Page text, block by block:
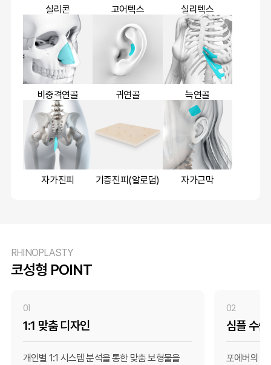
실리콘 고어텍스 실리텍스
비중격연골 귀연골 늑연골
자가진피 기증진피(알로덤) 자가근막
RHINOPLASTY
코성형 POINT
01
1:1 맞춤 디자인
개인별 1:1 시스템 분석을 통한 맞춤 보형물을
02
심플 수
포에버의 독